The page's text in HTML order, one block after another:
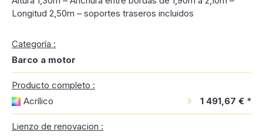
Longitud 2,50m – soportes traseros incluidos
Categoría :
Barco a motor
Producto completo :
Acrílico
1 491,67 € *
Lienzo de renovacion :